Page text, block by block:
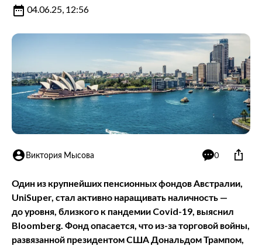
04.06.25, 12:56
Виктория Мысова 0
Один из крупнейших пенсионных фондов Австралии,
UniSuper, стал активно наращивать наличность —
до уровня, близкого к пандемии Covid-19, выяснил
Bloomberg. Фонд опасается, что из-за торговой войны,
развязанной президентом США Дональдом Трампом,